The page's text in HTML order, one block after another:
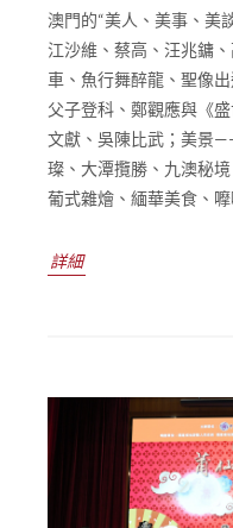
澳門的“美人、美事、美
江沙維、蔡高、汪兆鏞
車、魚行舞醉龍、聖像
父子登科、鄭觀應與《
文獻、吳陳比武；美景
璨、大潭攬勝、九澳秘
葡式雜燴、緬華美食、嚤
詳細